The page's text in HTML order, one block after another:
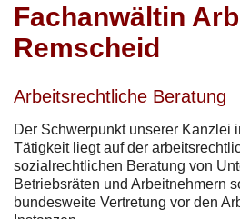
Fachanwältin
Remscheid
Arbeitsrechtliche Beratung
Der Schwerpunkt unserer Kanzlei
Tätigkeit liegt auf der
sozialrechtlichen Beratung von
Betriebsräten und Arbeitnehmern
bundesweite Vertretung vor den